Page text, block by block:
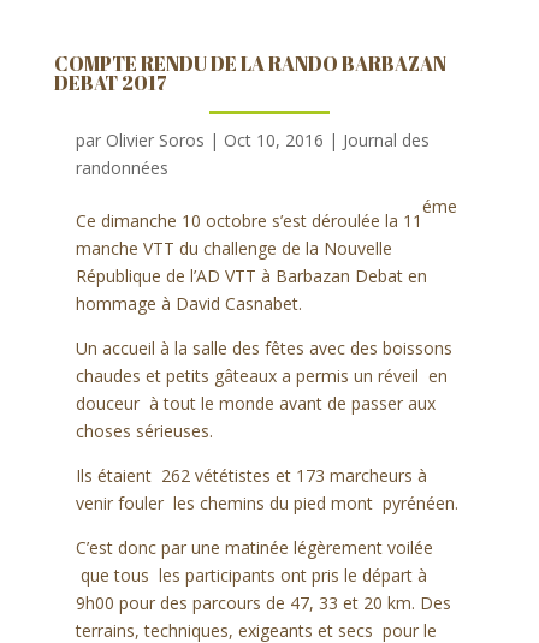
COMPTE RENDU DE LA RANDO BARBAZAN
DEBAT 2017
par Olivier Soros | Oct 10, 2016 | Journal des
randonnées
Ce dimanche 10 octobre s’est déroulée la 11
éme
manche VTT du challenge de la Nouvelle
République de l’AD VTT à Barbazan Debat en
hommage à David Casnabet.
Un accueil à la salle des fêtes avec des boissons
chaudes et petits gâteaux a permis un réveil en
douceur à tout le monde avant de passer aux
choses sérieuses.
Ils étaient 262 vététistes et 173 marcheurs à
venir fouler les chemins du pied mont pyrénéen.
C’est donc par une matinée légèrement voilée
que tous les participants ont pris le départ à
9h00 pour des parcours de 47, 33 et 20 km. Des
terrains, techniques, exigeants et secs pour le